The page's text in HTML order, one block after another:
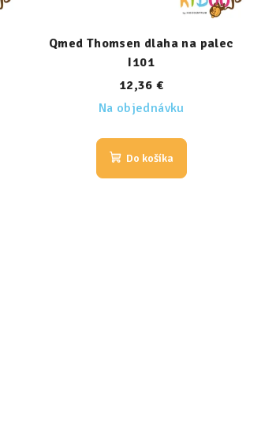
Qmed Thomsen dlaha na palec
I101
12,36 €
Na objednávku
Do košíka